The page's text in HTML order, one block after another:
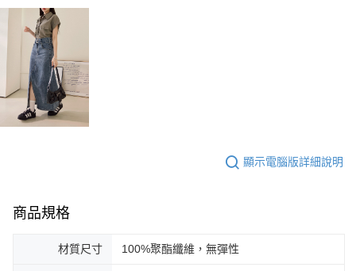
顯示電腦版詳細說明
商品規格
材質尺寸 100%聚酯纖維，無彈性